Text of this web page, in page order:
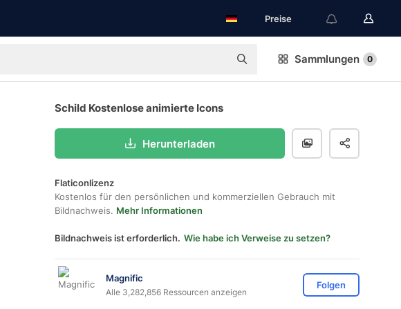
Preise
Sammlungen 0
Schild Kostenlose animierte Icons
Herunterladen
Flaticonlizenz
Kostenlos für den persönlichen und kommerziellen Gebrauch mit
Bildnachweis. Mehr Informationen
Bildnachweis ist erforderlich. Wie habe ich Verweise zu setzen?
Magnific
Alle 3,282,856 Ressourcen anzeigen
Folgen